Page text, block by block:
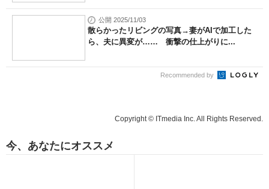
公開 2025/11/03
散らかったリビングの写真→妻がAIで加工した
ら、夫に異変が…… 衝撃の仕上がりに...
Recommended by
Copyright © ITmedia Inc. All Rights Reserved.
今、あなたにオススメ